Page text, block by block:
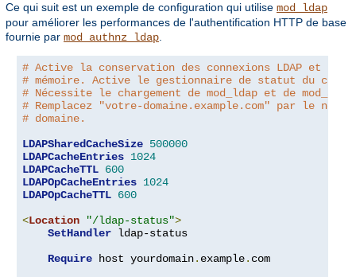
Ce qui suit est un exemple de configuration qui utilise mod_ldap
pour améliorer les performances de l'authentification HTTP de base
fournie par mod_authnz_ldap.
# Active la conservation des connexions LDAP et le
# mémoire. Active le gestionnaire de statut du cache
# Nécessite le chargement de mod_ldap et de
# Remplacez "votre-domaine.example.com" par le nom
# domaine.
LDAPSharedCacheSize 500000
LDAPCacheEntries 1024
LDAPCacheTTL 600
LDAPOpCacheEntries 1024
LDAPOpCacheTTL 600
<Location "/ldap-status">
SetHandler ldap-status
Require host yourdomain. example. com